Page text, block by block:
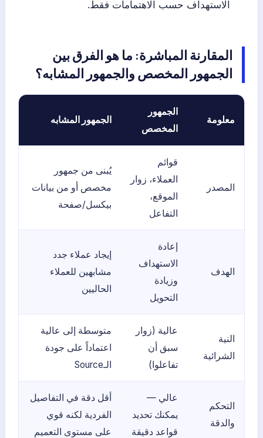
الاستهداف حسب الاهتمامات فقط.
المقارنة المباشرة: ما هو الفرق بين
الجمهور المخصص والجمهور المشابه؟
معلومة
الجمهور
المخصص
الجمهور المشابه
المصدر
قوائم
العملاء، زوار
الموقع،
التفاعل
يُبنى من جمهور
مخصص أو من بيانات
بيكسل/صفحة
الهدف
إعادة
الاستهداف
وزيادة
التحويل
إيجاد عملاء جدد
مشابهين للعملاء
الحاليين
النية
الشرائية
عالية (زوار
سبق أن
تفاعلوا)
متوسطة إلى عالية
اعتماداً على جودة
الـSource
التحكم
والدقة
عالي —
يمكنك تحديد
قواعد دقيقة
أقل دقة في التفاصيل
الفردية لكنه قوي
على مستوى التعميم